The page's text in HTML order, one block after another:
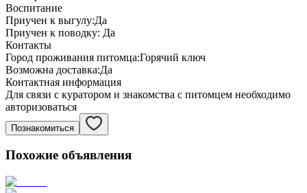
Воспитание
Приучен к выгулу:Да
Приучен к поводку: Да
Контакты
Город проживания питомца:Горячий ключ
Возможна доставка:Да
Контактная информация
Для связи с куратором и знакомства с питомцем необходимо
авторизоваться
Познакомиться
Похожие объявления